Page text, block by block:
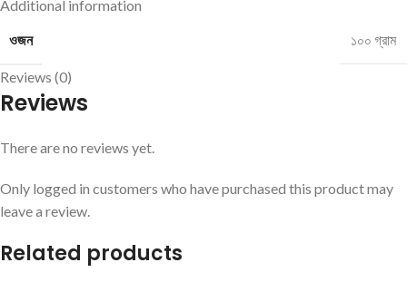
Additional information
ওজন
১০০ গ্রাম
Reviews (0)
Reviews
There are no reviews yet.
Only logged in customers who have purchased this product may
leave a review.
Related products